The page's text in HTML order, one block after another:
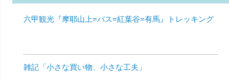
六甲観光『摩耶山上=バス=紅葉谷=有馬』トレッキング
雑記「小さな買い物、小さな工夫」